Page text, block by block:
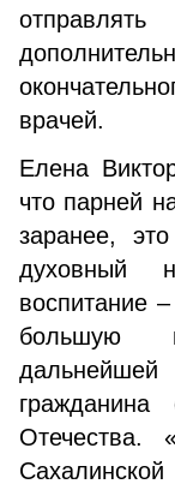
врачей.
Елена
что парней
заранее,
духовный
воспитание
большую
Отечества.